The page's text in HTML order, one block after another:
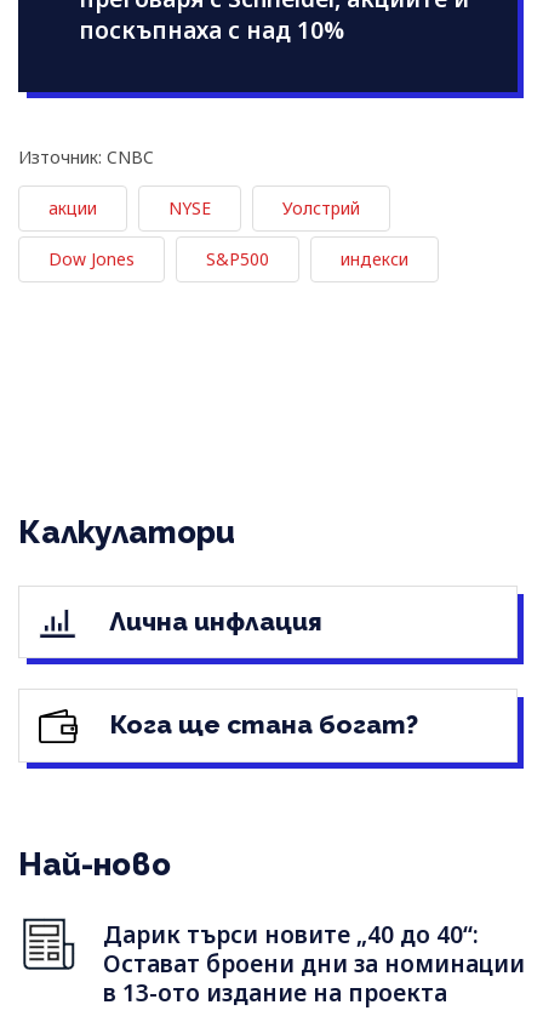
поскъпнаха с над 10%
Източник: CNBC
акции NYSE Уолстрий
Dow Jones S&P500 индекси
Калкулатори
Лична инфлация
Кога ще стана богат?
Най-ново
Дарик търси новите „40 до 40“:
Остават броени дни за номинации
в 13-ото издание на проекта